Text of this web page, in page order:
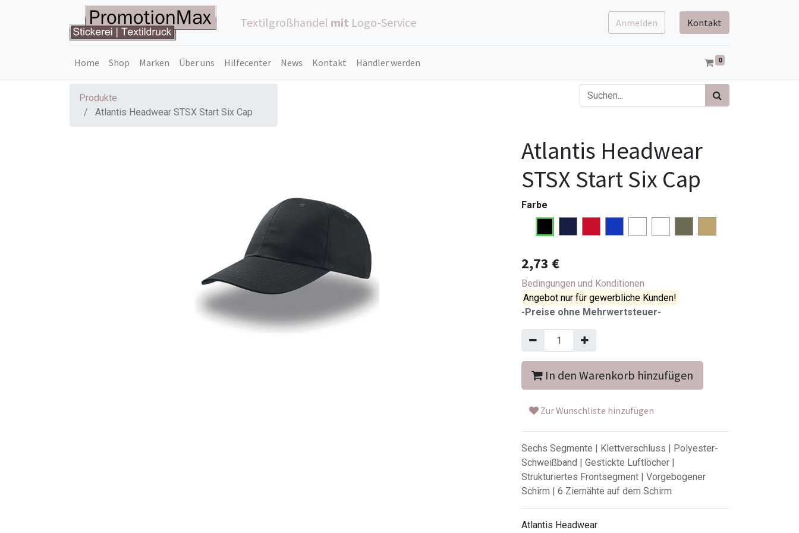
Textilgroßhandel mit Logo-Service Anmelden Kontakt
Home Shop Marken Über uns Hilfecenter News Kontakt Händler werden 0
Produkte
Atlantis Headwear STSX Start Six Cap
Atlantis Headwear
STSX Start Six Cap
Farbe
2,73 €
Bedingungen und Konditionen
Angebot nur für gewerbliche Kunden!
-Preise ohne Mehrwertsteuer-
In den Warenkorb hinzufügen
Zur Wunschliste hinzufügen
Sechs Segmente | Klettverschluss | Polyester-
Schweißband | Gestickte Luftlöcher |
Strukturiertes Frontsegment | Vorgebogener
Schirm | 6 Ziernähte auf dem Schirm
Atlantis Headwear